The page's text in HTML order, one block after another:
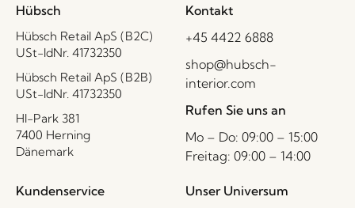
Hübsch
Hübsch Retail ApS (B2C)
USt-IdNr. 41732350
Hübsch Retail ApS (B2B)
USt-IdNr. 41732350
HI-Park 381
7400 Herning
Dänemark
Kontakt
+45 4422 6888
shop@hubsch-
interior.com
Rufen Sie uns an
Mo – Do: 09:00 – 15:00
Freitag: 09:00 – 14:00
Kundenservice Unser Universum